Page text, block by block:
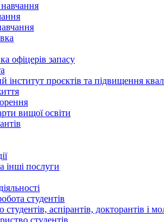
офіцерів запасу
інститут проєктів та підвищення
вищої освіти
інші послуги
студентів
студентів, аспірантів, докторантів і
студентів